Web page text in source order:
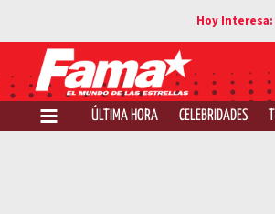
ÚLTIMA HORA CELEBRIDADES